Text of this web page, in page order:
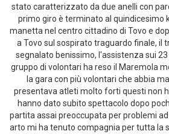
stato caratterizzato da due anelli con
primo giro è terminato al quindicesimo
manetta nel centro cittadino di Tovo e
a Tovo sul sospirato traguardo finale, il
segnalato benissimo, l'assistenza sui
gruppo di volontari ha reso il Maremola
la gara con più volontari che abbia
presentava atleti molto forti questi non
hanno dato subito spettacolo dopo
partita assai preoccupata per problemi
arto mi ha tenuto compagnia per tutta la